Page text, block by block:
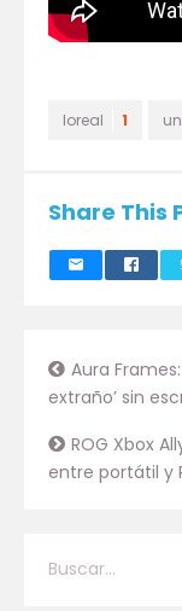
loreal 1
Share This
Aura
extraño’ sin
ROG Xbox
entre portátil y